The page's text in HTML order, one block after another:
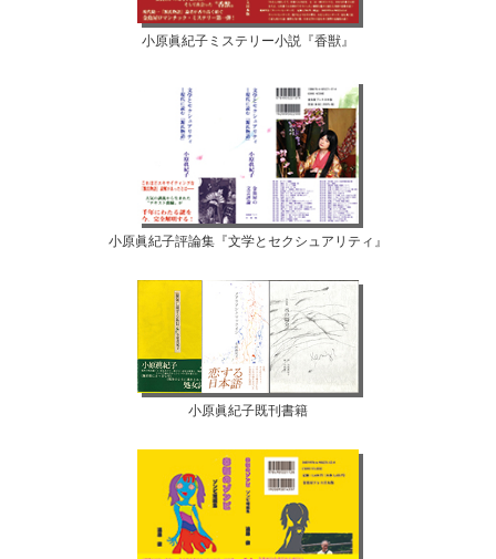
小原眞紀子ミステリー小説『香獣』
小原眞紀子評論集『文学とセクシュアリティ』
小原眞紀子既刊書籍